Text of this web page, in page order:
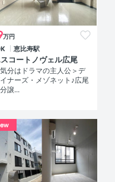
万円
恵比寿駅
コートノヴェル広尾
気分はドラマの主人公＞デ
ナーズ・メゾネット♪広尾
譲...